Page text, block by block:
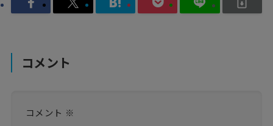
コメント
コメント ※